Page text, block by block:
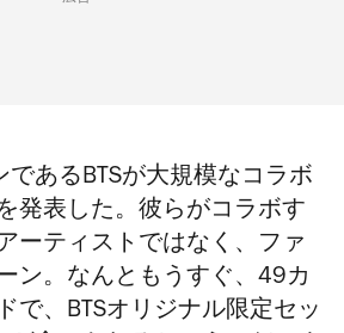
であるBTSが大規模なコラボ
発表した。彼らがコラボす
ーティストではなく、
ファ
ン。なんともうすぐ、49カ
で、BTSオリジナル限定セッ